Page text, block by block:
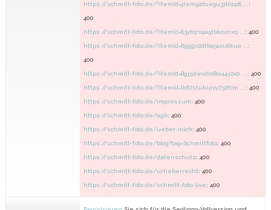
https://schmitt-foto.de/?itemId=yiem92dse9u31bipp6 ... :
400
https://schmitt-foto.de/?itemId=63ytqrx4a9tbkovnxq ... : 400
https://schmitt-foto.de/?itemId=8gggv2dtbajaxu6kuo ... :
400
https://schmitt-foto.de/?itemId=8gpjdwvdm8oi44y2x0 ... : 400
https://schmitt-foto.de/?itemId=lk67stukuivy732fcm ... : 400
https://schmitt-foto.de/impressum: 400
https://schmitt-foto.de/agb: 400
https://schmitt-foto.de/ueber-mich: 400
https://schmitt-foto.de/blog?tag=Schmittfoto: 400
https://schmitt-foto.de/datenschutz: 400
https://schmitt-foto.de/urheberrecht: 400
https://schmitt-foto.de/schmitt-foto-live: 400